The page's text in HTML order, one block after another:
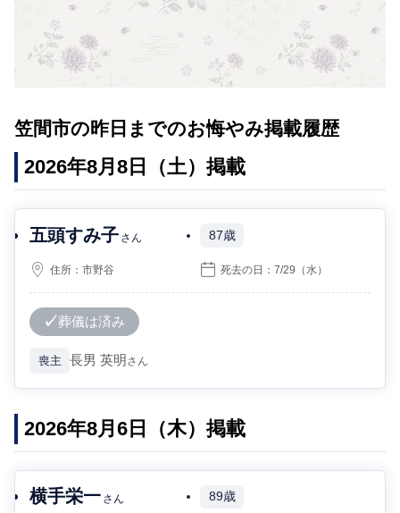
笠間市の昨日までのお悔やみ掲載履歴
2026年8月8日（土）掲載
五頭すみ子 さん 87歳
住所：市野谷 死去の日：7/29 （水）
葬儀は済み
喪主 長男 英明 さん
2026年8月6日（木）掲載
横手栄一 さん 89歳